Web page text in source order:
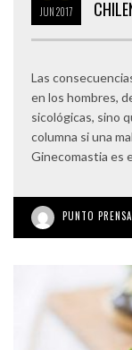
JUN2017
Las
en los hombres,
sicológicas, sino
columna si una
Ginecomastia es
PUNTO PRENSA